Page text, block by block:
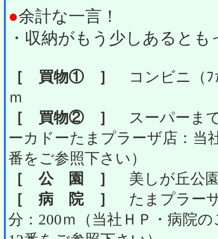
●余計な一言！
・収納がもう少しあると
［ 買物① ］
コンビニ（ﾌ
ｍ
［ 買物② ］
スーパーま
ーカドーたまプラーザ店：当
番をご参照下さい）
［ 公 園 ］
美しが丘公
［ 病 院 ］
たまプラー
分：200ｍ（当社ＨＰ・病院